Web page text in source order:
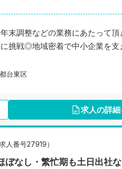
末調整などの業務にあたって
挑戦◎地域密着で中小企業を支
台東区
求人の詳
人番号27919）
ぼなし・繁忙期も土日出社